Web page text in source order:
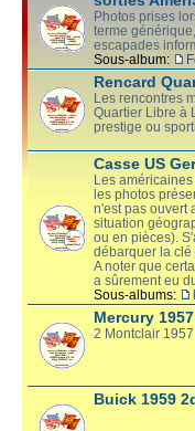
Photos prises
terme
escapades
Sous-album:
Rencard
Les rencontres
Quartier Libre à
prestige ou
Casse US
Les
les photos
n'est pas ouvert
situation
ou en pièces).
débarquer la clé
A noter que
a sûrement eu
Sous-albums:
Mercury
2 Montclair 1957
Buick 1959